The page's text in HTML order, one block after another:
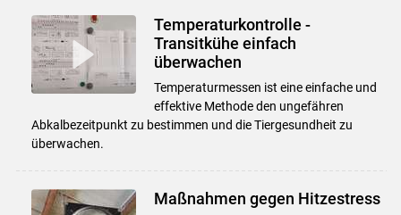
Temperaturkontrolle -
Transitkühe einfach
überwachen
Temperaturmessen ist eine einfache und
effektive Methode den ungefähren
Abkalbezeitpunkt zu bestimmen und die Tiergesundheit zu
überwachen.
Maßnahmen gegen Hitzestress